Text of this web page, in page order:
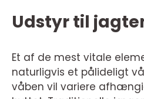
Udstyr til
Et af de mest vitale
naturligvis et pålideligt
våben vil variere